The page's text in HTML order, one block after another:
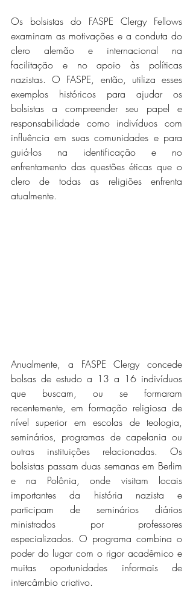
Os bolsistas do FASPE Clergy Fellows
examinam as motivações e a conduta do
clero alemão e internacional na
facilitação e no apoio às políticas
nazistas. O FASPE, então, utiliza esses
exemplos históricos para ajudar os
bolsistas a compreender seu papel e
responsabilidade como indivíduos com
influência em suas comunidades e para
guiá-los na identificação e no
enfrentamento das questões éticas que o
clero de todas as religiões enfrenta
atualmente.
Anualmente, a FASPE Clergy concede
bolsas de estudo a 13 a 16 indivíduos
que buscam, ou se formaram
recentemente, em formação religiosa de
nível superior em escolas de teologia,
seminários, programas de capelania ou
outras instituições relacionadas. Os
bolsistas passam duas semanas em Berlim
e na Polônia, onde visitam locais
importantes da história nazista e
participam de seminários diários
ministrados por professores
especializados. O programa combina o
poder do lugar com o rigor acadêmico e
muitas oportunidades informais de
intercâmbio criativo.